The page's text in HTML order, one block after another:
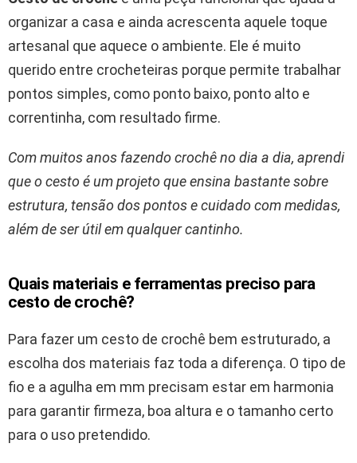
organizar a casa e ainda acrescenta aquele toque
artesanal que aquece o ambiente. Ele é muito
querido entre crocheteiras porque permite trabalhar
pontos simples, como ponto baixo, ponto alto e
correntinha, com resultado firme.
Com muitos anos fazendo crochê no dia a dia, aprendi
que o cesto é um projeto que ensina bastante sobre
estrutura, tensão dos pontos e cuidado com medidas,
além de ser útil em qualquer cantinho.
Quais materiais e ferramentas preciso para
cesto de crochê?
Para fazer um cesto de crochê bem estruturado, a
escolha dos materiais faz toda a diferença. O tipo de
fio e a agulha em mm precisam estar em harmonia
para garantir firmeza, boa altura e o tamanho certo
para o uso pretendido.